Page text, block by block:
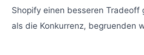
Shopify einen besseren Tradeoff
als die Konkurrenz, begruenden